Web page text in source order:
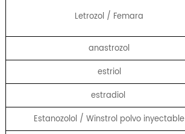
Letrozol / Femara
anastrozol
estriol
estradiol
Estanozolol / Winstrol polvo inyectable